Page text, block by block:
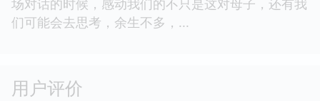
场对话的时候，感动我们的不只是这对母子，还有我
们可能会去思考，余生不多，...
用户评价